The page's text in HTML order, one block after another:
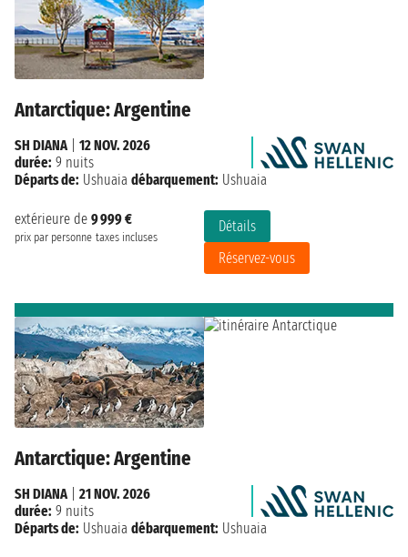
Antarctique: Argentine
extérieure de 9 999 €
prix par personne taxes incluses
Détails
Réservez-vous
SH DIANA
12 NOV. 2026
durée: 9 nuits
Départs de: Ushuaia débarquement: Ushuaia
Antarctique: Argentine
SH DIANA| 21 NOV. 2026
durée: 9 nuits
Départs de: Ushuaia débarquement: Ushuaia